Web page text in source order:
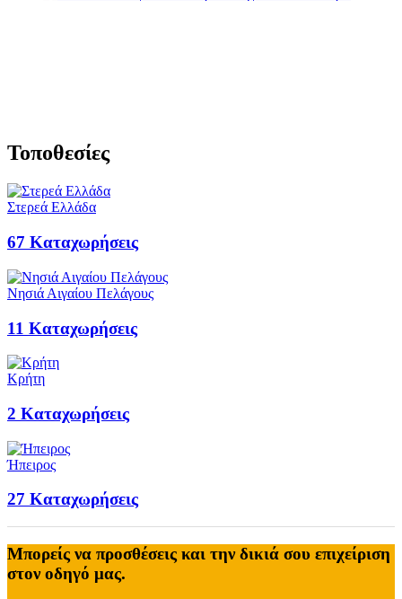
Τοποθεσίες
Στερεά Ελλάδα
67 Καταχωρήσεις
Νησιά Αιγαίου Πελάγους
11 Καταχωρήσεις
Κρήτη
2 Καταχωρήσεις
Ήπειρος
27 Καταχωρήσεις
Μπορείς να προσθέσεις και την δικιά σου επιχείριση
στον οδηγό μας.